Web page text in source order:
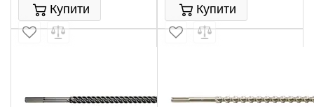
Купити Купити